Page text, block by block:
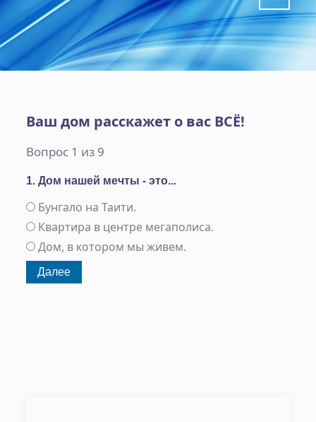
Ваш дом расскажет о вас ВСЁ!
Вопрос 1 из 9
1. Дом нашей мечты - это...
Бунгало на Таити.
Квартира в центре мегаполиса.
Дом, в котором мы живем.